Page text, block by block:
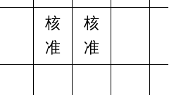
核
准
核
准